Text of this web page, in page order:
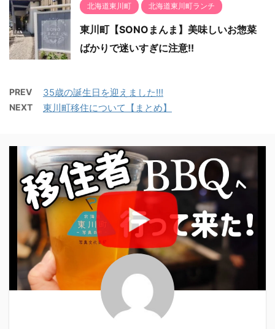
北海道東川町 北海道東川町ランチ
東川町【SONOまんま】美味しいお惣菜
ばかりで迷いすぎに注意!!
PREV 35歳の誕生日を迎えました!!!
NEXT 東川町移住について【まとめ】